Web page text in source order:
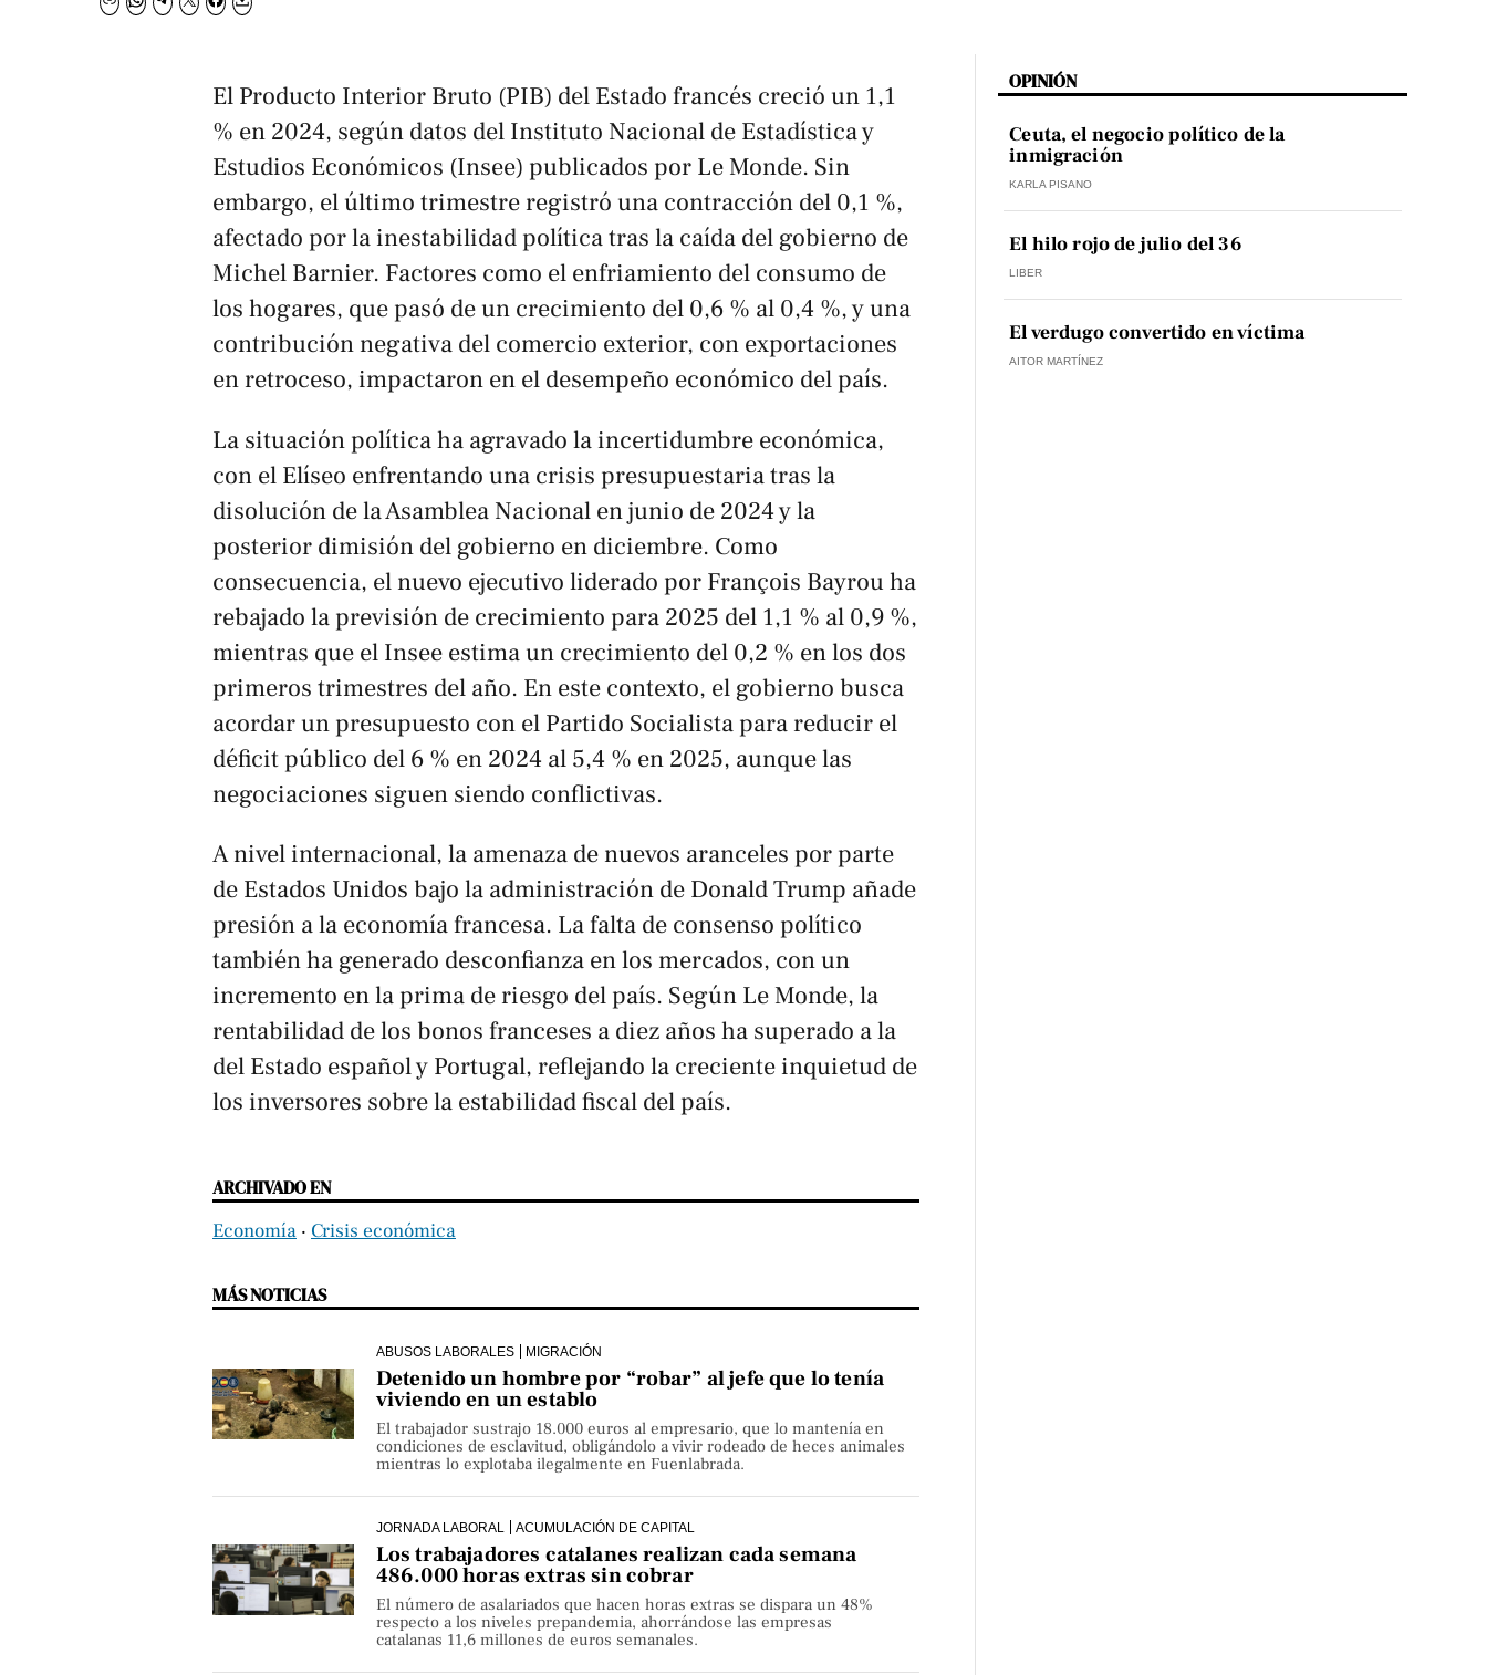
El Producto Interior Bruto (PIB) del Estado francés creció un 1,1
% en 2024, según datos del Instituto Nacional de Estadística y
Estudios Económicos (Insee) publicados por Le Monde. Sin
embargo, el último trimestre registró una contracción del 0,1 %,
afectado por la inestabilidad política tras la caída del gobierno de
Michel Barnier. Factores como el enfriamiento del consumo de
los hogares, que pasó de un crecimiento del 0,6 % al 0,4 %, y una
contribución negativa del comercio exterior, con exportaciones
en retroceso, impactaron en el desempeño económico del país.
La situación política ha agravado la incertidumbre económica,
con el Elíseo enfrentando una crisis presupuestaria tras la
disolución de la Asamblea Nacional en junio de 2024 y la
posterior dimisión del gobierno en diciembre. Como
consecuencia, el nuevo ejecutivo liderado por François Bayrou ha
rebajado la previsión de crecimiento para 2025 del 1,1 % al 0,9 %,
mientras que el Insee estima un crecimiento del 0,2 % en los dos
primeros trimestres del año. En este contexto, el gobierno busca
acordar un presupuesto con el Partido Socialista para reducir el
déficit público del 6 % en 2024 al 5,4 % en 2025, aunque las
negociaciones siguen siendo conflictivas.
A nivel internacional, la amenaza de nuevos aranceles por parte
de Estados Unidos bajo la administración de Donald Trump añade
presión a la economía francesa. La falta de consenso político
también ha generado desconfianza en los mercados, con un
incremento en la prima de riesgo del país. Según Le Monde, la
rentabilidad de los bonos franceses a diez años ha superado a la
del Estado español y Portugal, reflejando la creciente inquietud de
los inversores sobre la estabilidad fiscal del país.
ARCHIVADO EN
Economía ‧ Crisis económica
MÁS NOTICIAS
ABUSOS LABORALES MIGRACIÓN
Detenido un hombre por “robar” al jefe que lo tenía
viviendo en un establo
El trabajador sustrajo 18.000 euros al empresario, que lo mantenía en
condiciones de esclavitud, obligándolo a vivir rodeado de heces animales
mientras lo explotaba ilegalmente en Fuenlabrada.
JORNADA LABORAL ACUMULACIÓN DE CAPITAL
Los trabajadores catalanes realizan cada semana
486.000 horas extras sin cobrar
El número de asalariados que hacen horas extras se dispara un 48%
respecto a los niveles prepandemia, ahorrándose las empresas
catalanas 11,6 millones de euros semanales.
OPINIÓN
Ceuta, el negocio político de la
inmigración
KARLA PISANO
El hilo rojo de julio del 36
LIBER
El verdugo convertido en víctima
AITOR MARTÍNEZ